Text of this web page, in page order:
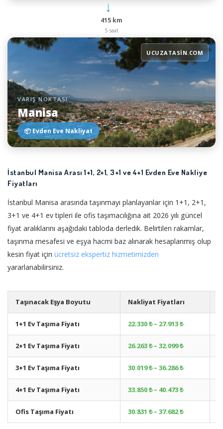
→
415 km
5 saat
UCUZATASIN.COM
VARIŞ NOKTASI
Manisa
📦 Evden Eve Nakliyat
İstanbul Manisa Arası 1+1, 2+1, 3+1 ve 4+1 Evden Eve Nakliye
Fiyatları
İstanbul Manisa arasında taşınmayı planlayanlar için 1+1, 2+1,
3+1 ve 4+1 ev tipleri ile ofis taşımacılığına ait 2026 yılı güncel
fiyat aralıklarını aşağıdaki tabloda derledik. Belirtilen rakamlar,
taşınma mesafesi ve eşya hacmi baz alınarak hesaplanmış olup
kesin fiyat için ücretsiz ekspertiz hizmetimizden
yararlanabilirsiniz.
Taşınacak Eşya Boyutu Nakliyat Fiyatları
1+1 Ev Taşıma Fiyatı 22.330 ₺ – 27.913 ₺
2+1 Ev Taşıma Fiyatı 26.263 ₺ – 32.099 ₺
3+1 Ev Taşıma Fiyatı 30.019 ₺ – 36.286 ₺
4+1 Ev Taşıma Fiyatı 33.850 ₺ – 40.473 ₺
Ofis Taşıma Fiyatı 30.831 ₺ – 37.682 ₺